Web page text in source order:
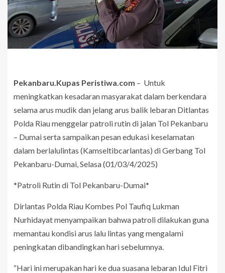
Pekanbaru.Kupas Peristiwa.com – Untuk
meningkatkan kesadaran masyarakat dalam berkendara
selama arus mudik dan jelang arus balik lebaran Ditlantas
Polda Riau menggelar patroli rutin di jalan Tol Pekanbaru
– Dumai serta sampaikan pesan edukasi keselamatan
dalam berlalulintas (Kamseltibcarlantas) di Gerbang Tol
Pekanbaru-Dumai, Selasa (01/03/4/2025)
*Patroli Rutin di Tol Pekanbaru-Dumai*
Dirlantas Polda Riau Kombes Pol Taufiq Lukman
Nurhidayat menyampaikan bahwa patroli dilakukan guna
memantau kondisi arus lalu lintas yang mengalami
peningkatan dibandingkan hari sebelumnya.
“Hari ini merupakan hari ke dua suasana lebaran Idul Fitri